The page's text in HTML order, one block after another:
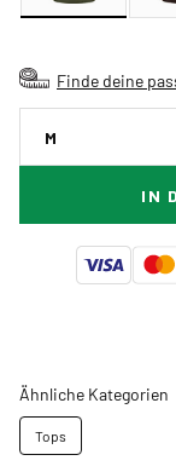
Finde deine
M
IN
Ähnliche Kategorien
Tops